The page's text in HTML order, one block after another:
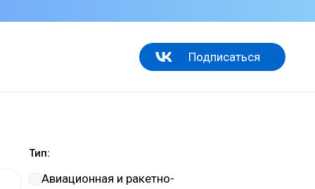
Подписаться
Тип:
Авиационная и ракетно-